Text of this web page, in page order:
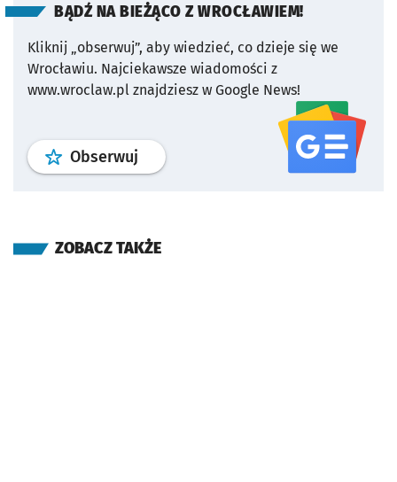
BĄDŹ NA BIEŻĄCO Z WROCŁAWIEM!
Kliknij „obserwuj”, aby wiedzieć, co dzieje się we
Wrocławiu. Najciekawsze wiadomości z
www.wroclaw.pl znajdziesz w Google News!
Obserwuj profil serwisu
ZOBACZ TAKŻE